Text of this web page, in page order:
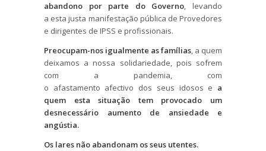
abandono por parte do Governo, levando
a esta justa manifestação pública de Provedores
e dirigentes de IPSS e profissionais.
Preocupam-nos igualmente as famílias, a quem
deixamos a nossa solidariedade, pois sofrem
com a pandemia, com
o afastamento afectivo dos seus idosos e a
quem esta situação tem provocado um
desnecessário aumento de ansiedade e
angústia.
Os lares não abandonam os seus utentes.